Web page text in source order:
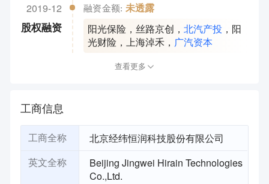
2019-12
股权融资
融资金额: 未透露
阳光保险 ， 丝路京创 ，北汽产投 ， 阳
光财险 ，上海淖禾 ， 广汽资本
查看更多
工商信息
工商全称 北京经纬恒润科技股份有限公司
英文全称
Beijing Jingwei Hirain Technologies
Co.,Ltd.